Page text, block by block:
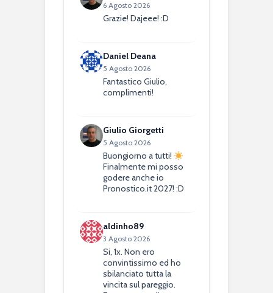
6 Agosto 2026
Grazie! Dajeee! :D
Daniel Deana
5 Agosto 2026
Fantastico Giulio,
complimenti!
Giulio Giorgetti
5 Agosto 2026
Buongiorno a tutti!
Finalmente mi posso
godere anche io
Pronostico.it 2027! :D
aldinho89
3 Agosto 2026
Si, 1x. Non ero
convintissimo ed ho
sbilanciato tutta la
vincita sul pareggio.